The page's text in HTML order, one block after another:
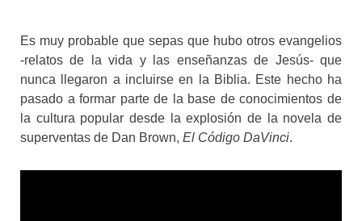
Es muy probable que sepas que hubo otros evangelios
-relatos de la vida y las enseñanzas de Jesús- que
nunca llegaron a incluirse en la Biblia. Este hecho ha
pasado a formar parte de la base de conocimientos de
la cultura popular desde la explosión de la novela de
superventas de Dan Brown, El Código DaVinci.